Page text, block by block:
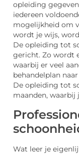
opleiding
iedereen
mogelijkheid om
wordt je wijs,
De opleiding tot
gericht. Zo wordt
waarbij er veel
behandelplan
De opleiding tot
maanden, waarbij
Wat leer je